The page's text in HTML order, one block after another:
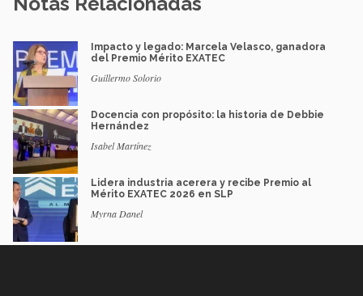
Impacto y legado: Marcela Velasco, ganadora
del Premio Mérito EXATEC
Guillermo Solorio
Docencia con propósito: la historia de Debbie
Hernández
Isabel Martínez
Lidera industria acerera y recibe Premio al
Mérito EXATEC 2026 en SLP
Myrna Danel